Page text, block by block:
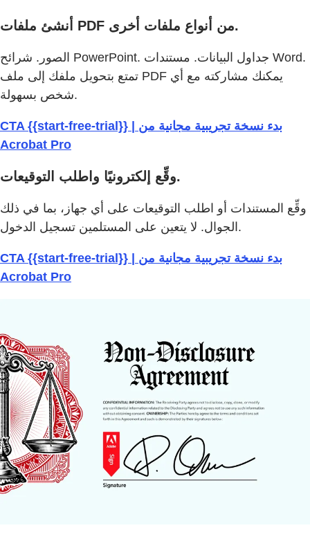
أنشئ ملفات PDF من أنواع ملفات أخرى.
الصور. شرائح PowerPoint. جداول البيانات. مستندات Word.
تمتع بتحويل ملفك إلى ملف PDF يمكنك مشاركته مع أي
شخص بسهولة.
CTA {{start-free-trial}} | بدء نسخة تجريبية مجانية من
Acrobat Pro
وقِّع إلكترونيًا واطلب التوقيعات.
وقِّع المستندات أو اطلب التوقيعات على أي جهاز، بما في ذلك
الجوال. لا يتعين على المستلمين تسجيل الدخول.
CTA {{start-free-trial}} | بدء نسخة تجريبية مجانية من
Acrobat Pro